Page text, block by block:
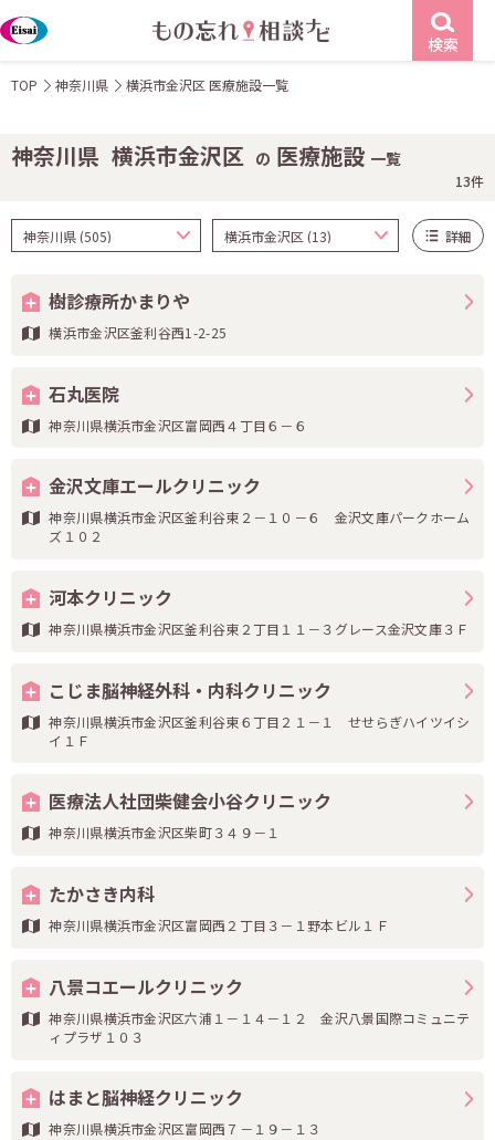
検索
TOP 神奈川県 横浜市金沢区 医療施設一覧
神奈川県 横浜市金沢区 の 医療施設 一覧
13件
詳細
樹診療所かまりや
横浜市金沢区釜利谷西1-2-25
石丸医院
神奈川県横浜市金沢区富岡西４丁目６－６
金沢文庫エールクリニック
神奈川県横浜市金沢区釜利谷東２－１０－６ 金沢文庫パークホーム
ズ１０２
河本クリニック
神奈川県横浜市金沢区釜利谷東２丁目１１－３グレース金沢文庫３Ｆ
こじま脳神経外科・内科クリニック
神奈川県横浜市金沢区釜利谷東６丁目２１－１ せせらぎハイツイシ
イ１Ｆ
医療法人社団柴健会小谷クリニック
神奈川県横浜市金沢区柴町３４９－１
たかさき内科
神奈川県横浜市金沢区富岡西２丁目３－１野本ビル１Ｆ
八景コエールクリニック
神奈川県横浜市金沢区六浦１－１４－１２ 金沢八景国際コミュニテ
ィプラザ１０３
はまと脳神経クリニック
神奈川県横浜市金沢区富岡西７－１９－１３